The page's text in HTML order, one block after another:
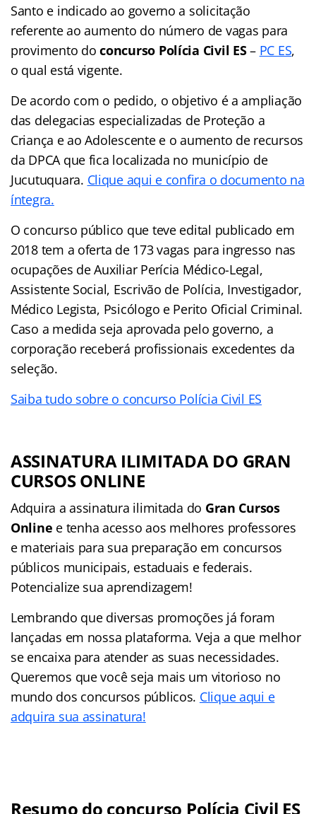
Santo e indicado ao governo a solicitação
referente ao aumento do número de vagas para
provimento doconcurso Polícia Civil ES– PC ES,
o qual está vigente.
De acordo com o pedido, o objetivo é a ampliação
das delegacias especializadas de Proteção a
Criança e ao Adolescente e o aumento de recursos
da DPCA que fica localizada no município de
Jucutuquara. Clique aqui e confira o documento na
íntegra.
O concurso público que teve edital publicado em
2018 tem a oferta de 173 vagas para ingresso nas
ocupações de Auxiliar Perícia Médico-Legal,
Assistente Social, Escrivão de Polícia, Investigador,
Médico Legista, Psicólogo e Perito Oficial Criminal.
Caso a medida seja aprovada pelo governo, a
corporação receberá profissionais excedentes da
seleção.
Saiba tudo sobre o concurso Polícia Civil ES
ASSINATURA ILIMITADA DO GRAN
CURSOS ONLINE
Adquira a assinatura ilimitada do Gran Cursos
Online e tenha acesso aos melhores professores
e materiais para sua preparação em concursos
públicos municipais, estaduais e federais.
Potencialize sua aprendizagem!
Lembrando que diversas promoções já foram
lançadas em nossa plataforma. Veja a que melhor
se encaixa para atender as suas necessidades.
Queremos que você seja mais um vitorioso no
mundo dos concursos públicos. Clique aqui e
adquira sua assinatura!
Resumo do concurso Polícia Civil ES